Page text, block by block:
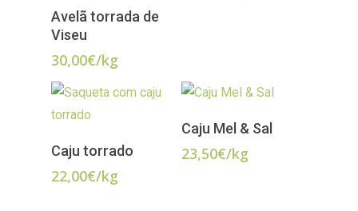
ADICIONAR
Avelã torrada de
Viseu
30,00€/kg
ADICIONAR
Caju torrado
22,00€/kg
LER MAIS
Caju Mel & Sal
23,50€/kg